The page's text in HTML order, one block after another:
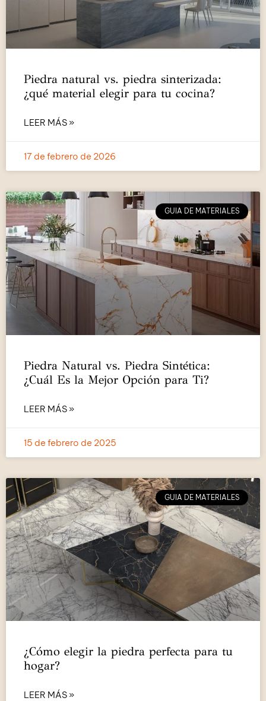
Piedra natural vs. piedra sinterizada:
¿qué material elegir para tu cocina?
LEER MÁS »
17 de febrero de 2026
GUIA DE MATERIALES
Piedra Natural vs. Piedra Sintética:
¿Cuál Es la Mejor Opción para Ti?
LEER MÁS »
15 de febrero de 2025
GUIA DE MATERIALES
¿Cómo elegir la piedra perfecta para tu
hogar?
LEER MÁS »